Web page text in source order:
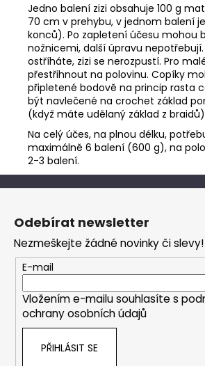
Jedno balení zizi obsahuje 100 g
70 cm v prehybu, v jednom balení
konců). Po zapletení účesu mohou
nožnicemi, další úpravu nepotřebují.
ostříháte, zizi se nerozpustí. Pro
přestřihnout na polovinu. Copíky
připletené bodově na princip rasta
být navlečené na crochet základ
(když máte udělaný základ z
Na celý účes, na plnou délku,
maximálně 6 balení (600 g), na
2-3 balení.
Z
Odebírat newsletter
Nezmeškejte žádné novinky či slevy!
E-mail
Vložením e-mailu souhlasíte s
ochrany osobních údajů
PŘIHLÁSIT SE